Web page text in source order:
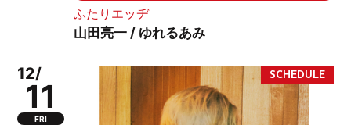
ふたりエッヂ
山田亮一 / ゆれるあみ
12/
11
FRI